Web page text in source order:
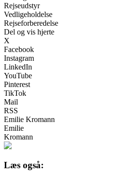
Rejseudstyr
Vedligeholdelse
Rejseforberedelse
Del og vis hjerte
X
Facebook
Instagram
LinkedIn
YouTube
Pinterest
TikTok
Mail
RSS
Emilie Kromann
Emilie
Kromann
Læs også: